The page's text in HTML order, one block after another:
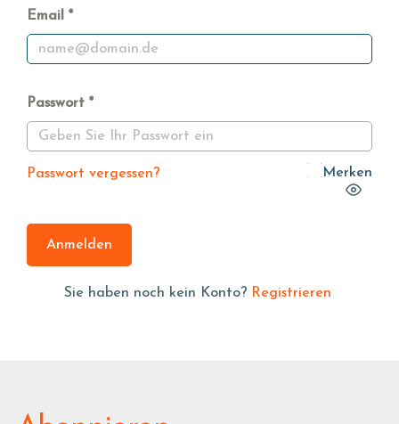
Email
Passwort
Passwort vergessen? Merken
Anmelden
Sie haben noch kein Konto? Registrieren